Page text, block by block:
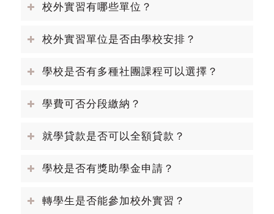
校外實習有哪些單位？
校外實習單位是否由學校安排？
學校是否有多種社團課程可以選擇？
學費可否分段繳納？
就學貸款是否可以全額貸款？
學校是否有獎助學金申請？
轉學生是否能參加校外實習？